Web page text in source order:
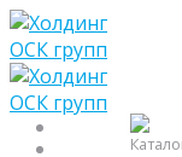
Skip
to
content